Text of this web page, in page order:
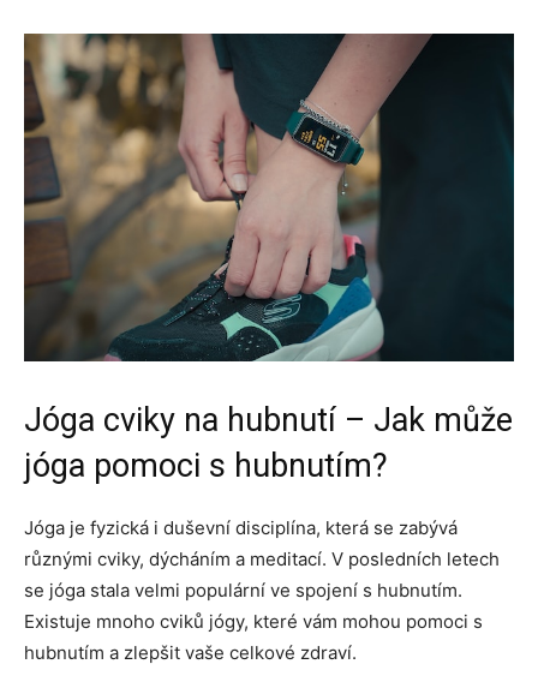
Jóga cviky na hubnutí – Jak může
jóga pomoci s hubnutím?
Jóga je fyzická i duševní disciplína, která se zabývá
různými cviky, dýcháním a meditací. V posledních letech
se jóga stala velmi populární ve spojení s hubnutím.
Existuje mnoho cviků jógy, které vám mohou pomoci s
hubnutím a zlepšit vaše celkové zdraví.